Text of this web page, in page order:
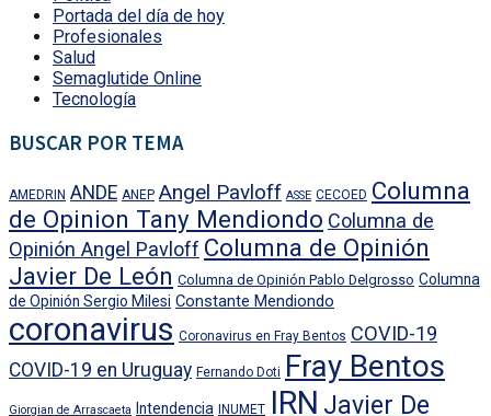
Portada del día de hoy
Profesionales
Salud
Semaglutide Online
Tecnología
BUSCAR POR TEMA
AMEDRIN ANDE ANEP Angel Pavloff ASSE CECOED Columna
de Opinion Tany Mendiondo Columna de
Opinión Angel Pavloff Columna de Opinión
Javier De León Columna de Opinión Pablo Delgrosso Columna
de Opinión Sergio Milesi Constante Mendiondo
coronavirus Coronavirus en Fray Bentos COVID-19
COVID-19 en Uruguay Fernando Doti Fray Bentos
Giorgian de Arrascaeta Intendencia INUMET IRN Javier De